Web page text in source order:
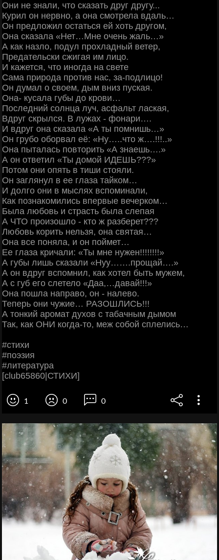
Они не знали, что сказать друг другу...
Курил он нервно, а она смотрела вдаль…
Он предложил остаться ей хоть другом,
Она сказала «Нет…Мне очень жаль…»
А как назло, подул прохладный ветер,
Предательски сжигая им лицо.
И кажется, что иногда на свете
Сама природа против нас, за-подлицо!
Он думал о своем, дым вниз пуская.
Она- кусала губы до крови…
Последний солнца луч, асфальт лаская,
Вдруг скрылся. В лужах - фонари….
И вдруг она сказала «А ты помнишь…»
Он грубо оборвал её: «Ну…..что ж….!!!..»
Она пыталась повторить «А знаешь….»
А он ответил «Ты домой ИДЕШЬ???»
Потом они опять в тиши стояли.
Он заглянул в ее глаза тайком…
И долго они в мыслях вспоминали,
Как познакомились впервые вечерком…
Была любовь и страсть была слепая
А ЧТО произошло - кто ж разберет???
Любовь корить нельзя, она святая…
Она все поняла, и он поймет…
Ее глаза кричали: «Ты мне нужен!!!!!!!!»
А губы лишь сказали «Нуу…….прощай….»
А он вдруг вспомнил, как хотел быть мужем,
А с губ его слетело «Даа,…давай!!!»
Она пошла направо, он - налево.
Теперь они чужие… РАЗОШЛИСЬ!!!
А тонкий аромат духов с табачным дымом
Так, как ОНИ когда-то, меж собой сплелись…
#стихи
#поэзия
#литература
[club65860|СТИХИ]
1 0 0